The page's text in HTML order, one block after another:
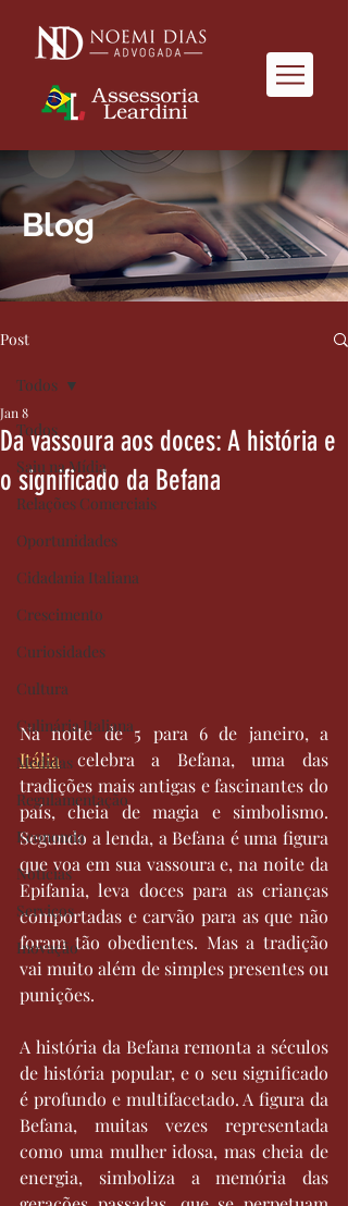
Blog
Post
Todos
Saiu na Mídia
Relações Comerciais
Oportunidades
Cidadania Italiana
Crescimento
Curiosidades
Cultura
Culinária Italiana
Medidas
Regulamentação
Economia
Notícias
Serviços
Inovação
Todos
Da vassoura aos doces: A história e
o significado da Befana
Jan 8
Itália celebra a Befana, uma das
tradições mais antigas e fascinantes do
país, cheia de magia e simbolismo.
Segundo a lenda, a Befana é uma figura
que voa em sua vassoura e, na noite da
Epifania, leva doces para as crianças
comportadas e carvão para as que não
foram tão obedientes. Mas a tradição
vai muito além de simples presentes ou
punições.
A história da Befana remonta a séculos
de história popular, e o seu significado
é profundo e multifacetado. A figura da
Befana, muitas vezes representada
como uma mulher idosa, mas cheia de
energia, simboliza a memória das